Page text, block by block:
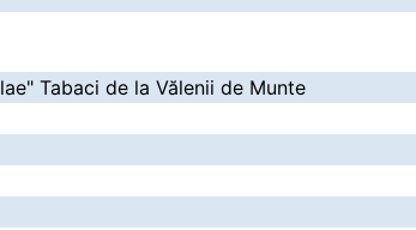
Tabaci de la Vălenii de Munte